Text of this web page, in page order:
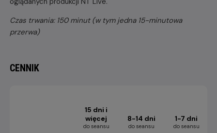
Czas trwania: 150 minut (w tym jedna 15-minutowa
przerwa)
CENNIK
15 dni i
więcej
do seansu
8-14 dni
do seansu
1-7 dni
do seansu